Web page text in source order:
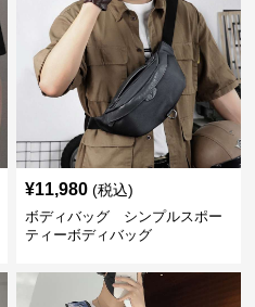
¥11,980 (税込)
ボディバッグ シンプルスポー
ティーボディバッグ